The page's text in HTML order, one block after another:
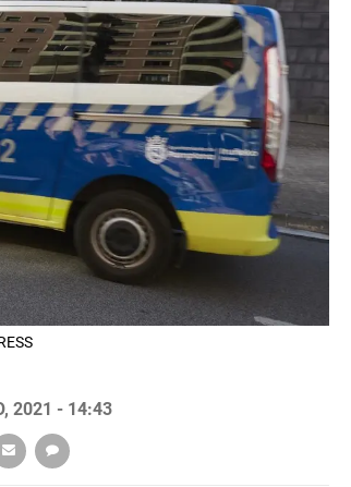
2021 - 14:43